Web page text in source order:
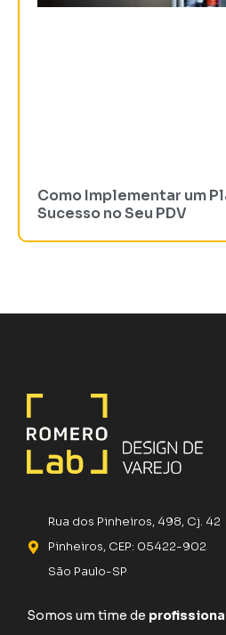
Como Implementar um
Sucesso no Seu PDV
Rua dos Pinheiros, 498, Cj. 42
Pinheiros, CEP: 05422-902
São Paulo-SP
Somos um time de